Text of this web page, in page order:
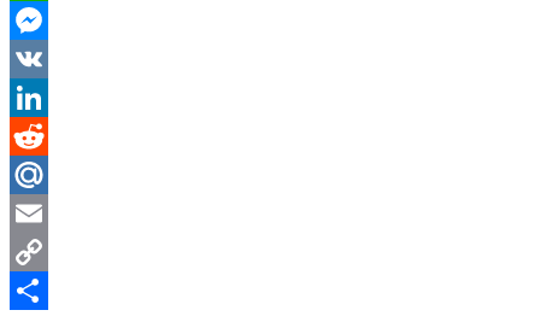
WhatsApp
Messenger
VK
LinkedIn
Reddit
Mail.Ru
Email
Copy